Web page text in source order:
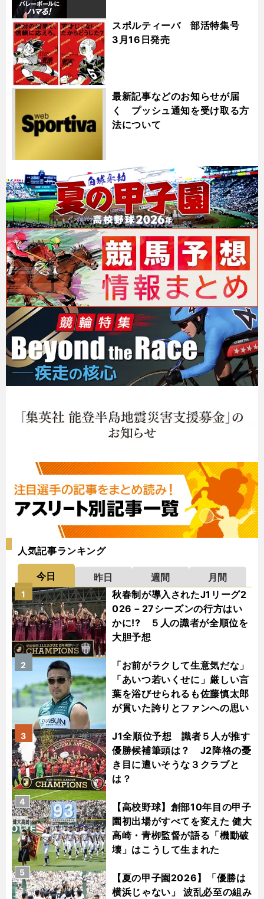
スポルティーバ 部活特集号
3月16日発売
最新記事などのお知らせが届
く プッシュ通知を受け取る方
法について
人気記事ランキング
今日 昨日 週間
月間
秋春制が導入されたJ1リーグ2
026－27シーズンの行方はい
かに!? ５人の識者が全順位を
大胆予想
1
「お前がラクして生意気だな」
「あいつ若いくせに」厳しい言
葉を浴びせられるも佐藤慎太郎
が貫いた誇りとファンへの思い
2
J1全順位予想 識者５人が推す
優勝候補筆頭は？ J2降格の憂
き目に遭いそうな３クラブと
は？
3
【高校野球】創部10年目の甲子
園初出場がすべてを変えた 健大
高崎・青栁監督が語る「機動破
壊」はこうして生まれた
4
【夏の甲子園2026】「優勝は
横浜じゃない」 波乱必至の組み
5